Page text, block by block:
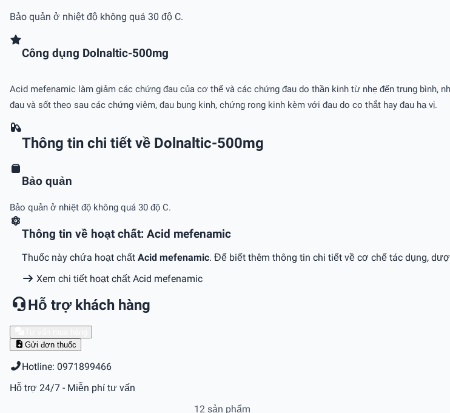
Bảo quản ở nhiệt độ không quá 30 độ C.
Công dụng Dolnaltic-500mg
Acid mefenamic làm giảm các chứng đau của cơ thể và các chứng đau do thần kinh từ nhẹ đến trung bình,
đau và sốt theo sau các chứng viêm, đau bụng kinh, chứng rong kinh kèm với đau do co thắt hay đau hạ vị.
Thông tin chi tiết về Dolnaltic-500mg
Bảo quản
Bảo quản ở nhiệt độ không quá 30 độ C.
Thông tin về hoạt chất: Acid mefenamic
Thuốc này chứa hoạt chất Acid mefenamic. Để biết thêm thông tin chi tiết về cơ chế tác dụng,
Xem chi tiết hoạt chất Acid mefenamic
Hỗ trợ khách hàng
Gửi đơn thuốc
Hotline: 0971899466
Hỗ trợ 24/7 - Miễn phí tư vấn
12 sản phẩm